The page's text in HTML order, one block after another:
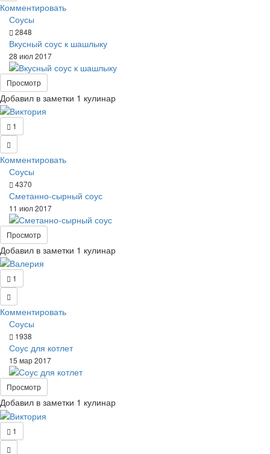
Комментировать
Соусы
2848
Вкусный соус к шашлыку
28 июл 2017
Просмотр
Добавил в заметки 1 кулинар
1
Комментировать
Соусы
4370
Сметанно-сырный соус
11 июл 2017
Просмотр
Добавил в заметки 1 кулинар
1
Комментировать
Соусы
1938
Соус для котлет
15 мар 2017
Просмотр
Добавил в заметки 1 кулинар
1